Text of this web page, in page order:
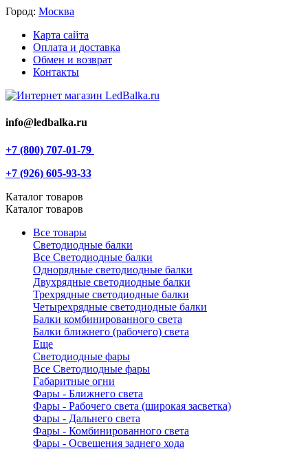
Город: Москва
Карта сайта
Оплата и доставка
Обмен и возврат
Контакты
info@ledbalka.ru
+7 (800) 707-01-79
+7 (926) 605-93-33
Каталог товаров
Каталог товаров
Все товары
Светодиодные балки
Все Светодиодные балки
Однорядные светодиодные балки
Двухрядные светодиодные балки
Трехрядные светодиодные балки
Четырехрядные светодиодные балки
Балки комбинированного света
Балки ближнего (рабочего) света
Еще
Светодиодные фары
Все Светодиодные фары
Габаритные огни
Фары - Ближнего света
Фары - Рабочего света (широкая засветка)
Фары - Дальнего света
Фары - Комбинированного света
Фары - Освещения заднего хода